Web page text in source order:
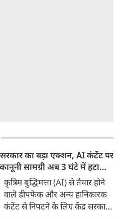
का बड़ा एक्शन, AI कंटेंट पर
सामग्री अब 3 घंटे में हटानी
लें वरना पछताएंगे
कृत्रिम बुद्धिमत्ता (AI) से तैयार होने
वाले डीपफेक और अन्य हानिकारक
कंटेंट से निपटने के लिए केंद्र सरकार